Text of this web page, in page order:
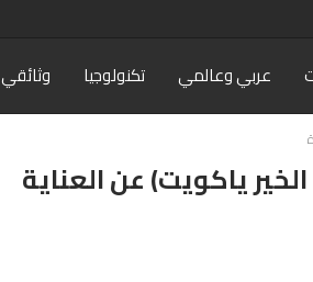
عربي وعالمي تكنولوجيا وثائقي
ياكويت) عن العناية